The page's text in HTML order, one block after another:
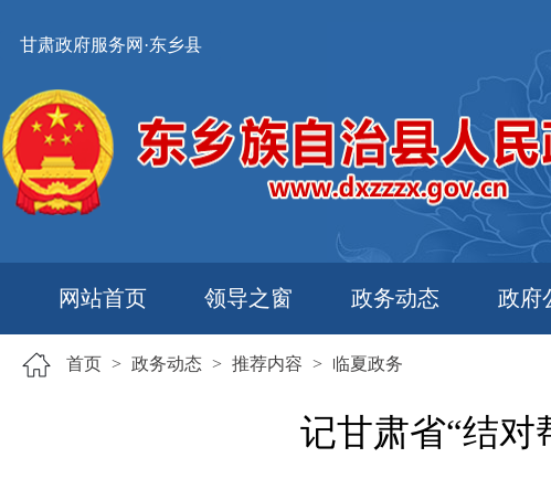
甘肃政府服务网·东乡县
网站首页 领导之窗 政务动态 政府
首页 > 政务动态 > 推荐内容 > 临夏政务
记甘肃省“结对